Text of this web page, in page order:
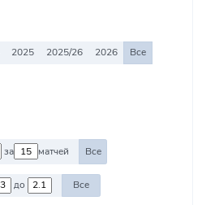
2025 2025/26 2026 Все
за матчей Все
до Все